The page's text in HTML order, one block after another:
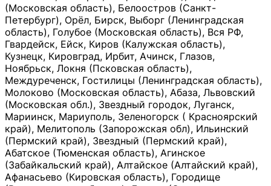
(Московская область), Белоостров (Санкт-
Петербург), Орёл, Бирск, Выборг (Ленинградская
область), Голубое (Московская область), Вся РФ,
Гвардейск, Ейск, Киров (Калужская область),
Кузнецк, Кировград, Ирбит, Ачинск, Глазов,
Ноябрьск, Локня (Псковская область),
Междуреченск, Гостилицы (Ленинградская область),
Молоково (Московская область), Абаза, Львовский
(Московская обл.), Звездный городок, Луганск,
Мариинск, Мариуполь, Зеленогорск ( Красноярский
край), Мелитополь (Запорожская обл), Ильинский
(Пермский край), Звездный (Пермский край),
Абатское (Тюменская область), Агинское
(Забайкальский край), Алтайское (Алтайский край),
Афанасьево (Кировская область), Городище